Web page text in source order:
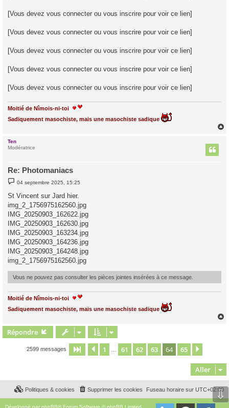
[Vous devez vous connecter ou vous inscrire pour voir ce lien]
[Vous devez vous connecter ou vous inscrire pour voir ce lien]
[Vous devez vous connecter ou vous inscrire pour voir ce lien]
[Vous devez vous connecter ou vous inscrire pour voir ce lien]
[Vous devez vous connecter ou vous inscrire pour voir ce lien]
Moitié de Nîmois-ni-toi
Sadiquement masochiste, mais une masochiste sadique
Ten
Modératrice
Re: Photomaniacs
M
e
s
s
a
g
e
04 septembre 2025, 15:25
St Vincent sur Jard hier.
img_2_1756975162560.jpg
IMG_20250903_162622.jpg
IMG_20250903_162630.jpg
IMG_20250903_163234.jpg
IMG_20250903_164236.jpg
IMG_20250903_164248.jpg
img_2_1756975162560.jpg
Vous ne pouvez pas consulter les pièces jointes insérées à ce message.
Moitié de Nîmois-ni-toi
Sadiquement masochiste, mais une masochiste sadique
Répondre
2599 messages Page 64 sur 65
Précédent
1 61 62 63 64 65
Aller
Fuseau horaire sur UTC+02:00
Supprimer les cookies
Politiques & cookies ⇩